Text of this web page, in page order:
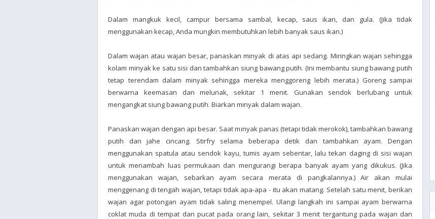
Dalam mangkuk kecil, campur bersama sambal, kecap, saus ikan, dan gula. (Jika tidak
menggunakan kecap, Anda mungkin membutuhkan lebih banyak saus ikan.)
Dalam wajan atau wajan besar, panaskan minyak di atas api sedang. Miringkan wajan sehingga
kolam minyak ke satu sisi dan tambahkan siung bawang putih. (Ini membantu siung bawang putih
tetap terendam dalam minyak sehingga mereka menggoreng lebih merata.) Goreng sampai
berwarna keemasan dan melunak, sekitar 1 menit. Gunakan sendok berlubang untuk
mengangkat siung bawang putih. Biarkan minyak dalam wajan.
Panaskan wajan dengan api besar. Saat minyak panas (tetapi tidak merokok), tambahkan bawang
putih dan jahe cincang. Stirfry selama beberapa detik dan tambahkan ayam. Dengan
menggunakan spatula atau sendok kayu, tumis ayam sebentar, lalu tekan daging di sisi wajan
untuk menambah luas permukaan dan mengurangi berapa banyak ayam yang dikukus. (Jika
menggunakan wajan, sebarkan ayam secara merata di pangkalannya.) Air akan mulai
menggenang di tengah wajan, tetapi tidak apa-apa - itu akan matang. Setelah satu menit, berikan
wajan agar potongan ayam tidak saling menempel. Ulangi langkah ini sampai ayam berwarna
coklat muda di tempat dan pucat pada orang lain, sekitar 3 menit tergantung pada wajan dan